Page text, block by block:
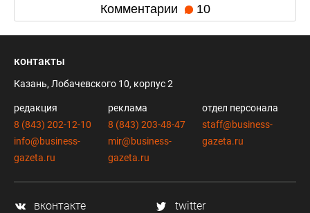
Комментарии 10
контакты
Казань, Лобачевского 10, корпус 2
редакция
8 (843) 202-12-10
info@business-
gazeta.ru
реклама
8 (843) 203-48-47
mir@business-
gazeta.ru
отдел персонала
staff@business-
gazeta.ru
вконтакте
twitter